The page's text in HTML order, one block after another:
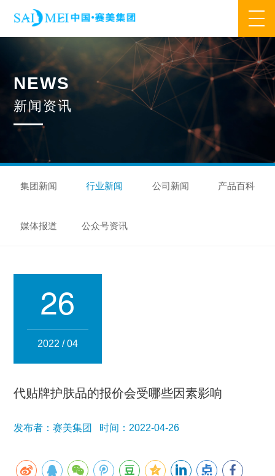
业务范围
核心业务 合作模式 合作流程 产品中心
研发优势 管理优势 品质优势 产能优势
设备优势
集万草® 完美宜生® 抖抖舒®
赛美化妆品 赛美医药
人事管理
集团新闻 行业新闻 公司新闻 产品百科
媒体报道
NEWS
新闻资讯
集团新闻 行业新闻 公司新闻 产品百科
媒体报道 公众号资讯
26
2022 / 04
代贴牌护肤品的报价会受哪些因素影响
发布者：赛美集团 时间：2022-04-26